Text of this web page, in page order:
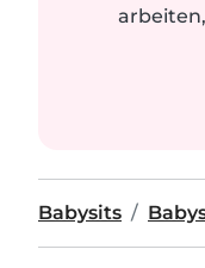
Babysits